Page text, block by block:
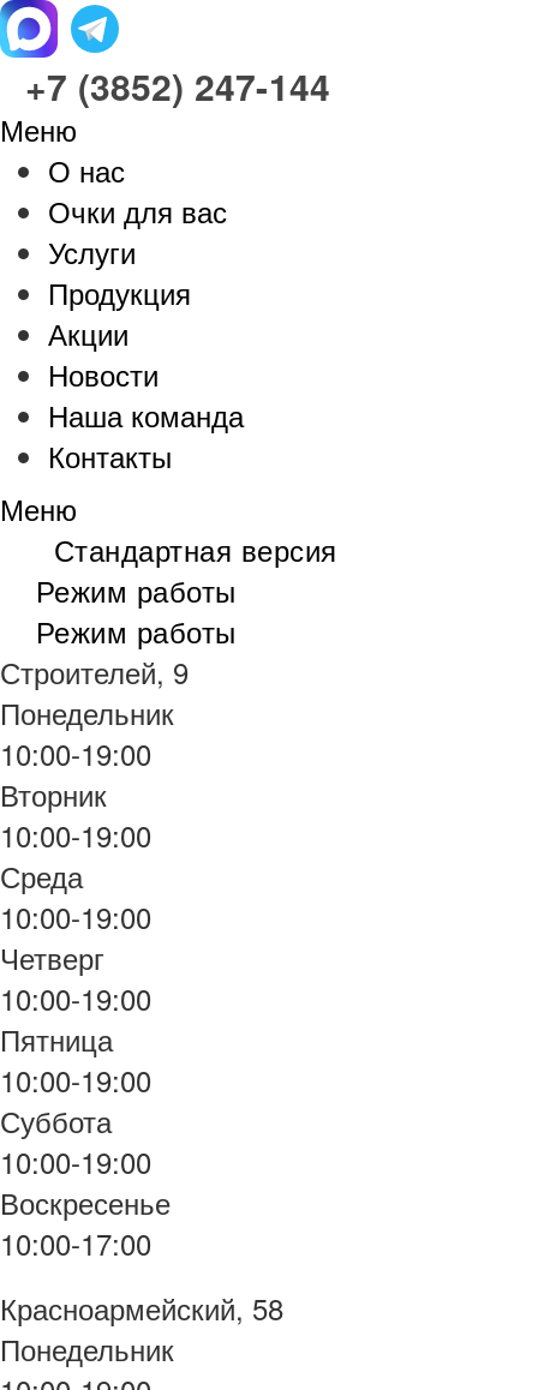
+7 (3852) 247-144
Меню
О нас
Очки для вас
Услуги
Продукция
Акции
Новости
Наша команда
Контакты
Меню
Стандартная версия
Режим работы
Режим работы
Строителей, 9
Понедельник
10:00-19:00
Вторник
10:00-19:00
Среда
10:00-19:00
Четверг
10:00-19:00
Пятница
10:00-19:00
Суббота
10:00-19:00
Воскресенье
10:00-17:00
Красноармейский, 58
Понедельник